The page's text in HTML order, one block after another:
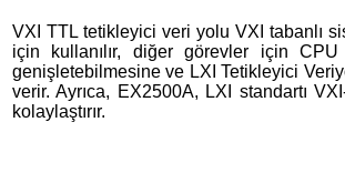
VXI TTL tetikleyici veri yolu VXI tabanlı
için kullanılır, diğer görevler için
genişletebilmesine ve LXI Tetikleyici
verir. Ayrıca, EX2500A, LXI standartı
kolaylaştırır.